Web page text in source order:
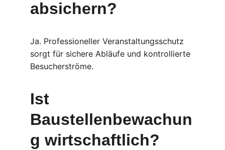
absichern?
Ja. Professioneller Veranstaltungsschutz
sorgt für sichere Abläufe und kontrollierte
Besucherströme.
Ist
Baustellenbewachun
g wirtschaftlich?